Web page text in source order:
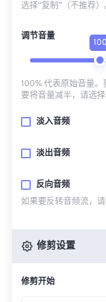
选择“复制”（不推荐）
调节音量
100
100% 代表原始音量。
要将音量减半，请选
淡入音频
淡出音频
反向音频
如果要反转音频流，
修剪设置
修剪开始